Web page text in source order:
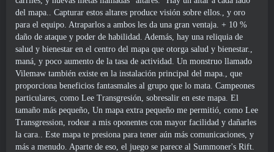
del mapa.. Capturar estos altares produce visión sobre ellos., y oro
para el equipo. Atraparlos a ambos les da una gran ventaja. + 10 %
daño de ataque y poder de habilidad. Además, hay una reliquia de
salud y bienestar en el centro del mapa que otorga salud y bienestar.,
maná, y poco aumento de la tasa de actividad. Un monstruo llamado
Vilemaw también existe en la instalación principal del mapa., que
proporciona beneficios fantasmales al grupo que lo mata. Campeones
particulares, como Lee Transgresión, sobresalir en este mapa. El
tamaño más pequeño, Un mapa extra pequeño me permitió, como Lee
Transgression, rodear a mis oponentes con mayor facilidad y dañarles
la cara.. Este mapa te presiona para tener aún más comunicaciones, y
más a menudo. Aparte de eso, el juego se parece al Summoner's Rift.